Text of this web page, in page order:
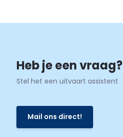
Heb je een vraag?
Stel het een uitvaart assistent
Mail ons direct!